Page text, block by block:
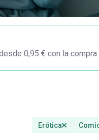
0,95 € con la
Erótica